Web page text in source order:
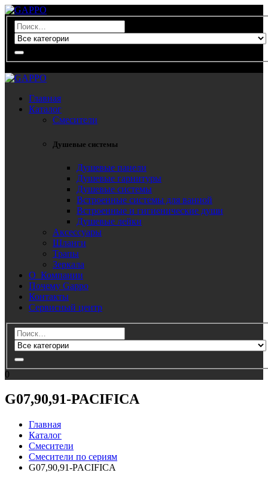
Главная
Каталог
Смесители
Душевые системы
Душевые панели
Душевые гарнитуры
Душевые системы
Встроенные системы для ванной
Встроенные и гигиенические души
Душевые лейки
Аксессуары
Шланги
Трапы
Зеркала
О Компании
Почему Gappo
Контакты
Сервисный центр
0
G07,90,91-PACIFICA
Главная
Каталог
Смесители
Смесители по сериям
G07,90,91-PACIFICA